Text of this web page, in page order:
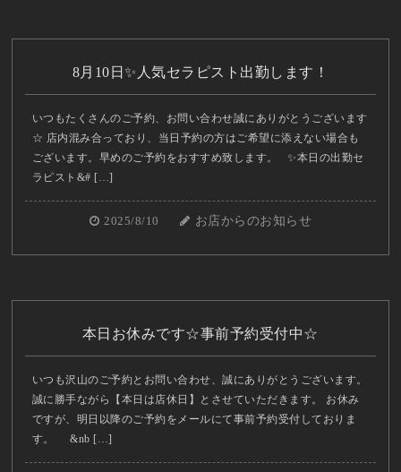
8月10日✨人気セラピスト出勤します！
いつもたくさんのご予約、お問い合わせ誠にありがとうございます
☆ 店内混み合っており、当日予約の方はご希望に添えない場合も
ございます。早めのご予約をおすすめ致します。 ✨本日の出勤セ
ラピスト&# […]
2025/8/10 お店からのお知らせ
本日お休みです☆事前予約受付中☆
いつも沢山のご予約とお問い合わせ、誠にありがとうございます。
誠に勝手ながら【本日は店休日】とさせていただきます。 お休み
ですが、明日以降のご予約をメールにて事前予約受付しておりま
す。 &nb […]